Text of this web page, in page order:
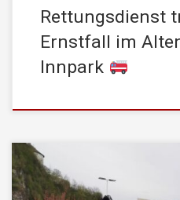
Rettungsdienst
Ernstfall im
Innpark
Am Montagabend, den 14. April